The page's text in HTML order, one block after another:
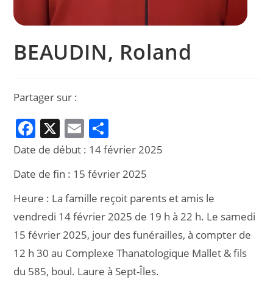
BEAUDIN, Roland
Partager sur :
F
a
c
e
b
o
o
k
X E
m
ai
l
ar
ta
g
er
Date de début : 14 février 2025
Date de fin : 15 février 2025
Heure : La famille reçoit parents et amis le
vendredi 14 février 2025 de 19 h à 22 h. Le samedi
15 février 2025, jour des funérailles, à compter de
12 h 30 au Complexe Thanatologique Mallet & fils
du 585, boul. Laure à Sept-Îles.